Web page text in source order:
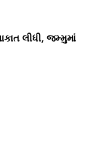
લીધી, જમ્મુમાં